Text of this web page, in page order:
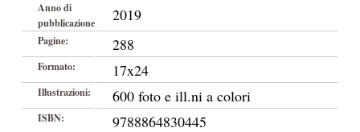
Anno di
pubblicazione
2019
Pagine: 288
Formato: 17x24
Illustrazioni: 600 foto e ill.ni a colori
ISBN: 9788864830445